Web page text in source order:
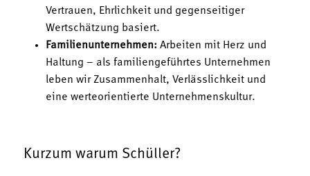
Vertrauen, Ehrlichkeit und gegenseitiger
Wertschätzung basiert.
Familienunternehmen: Arbeiten mit Herz und
Haltung – als familiengeführtes Unternehmen
leben wir Zusammenhalt, Verlässlichkeit und
eine werteorientierte Unternehmenskultur.
Kurzum warum Schüller?